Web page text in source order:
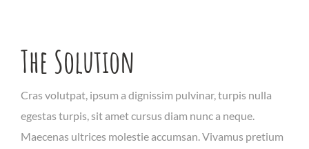
The Solution
Cras volutpat, ipsum a dignissim pulvinar, turpis nulla
egestas turpis, sit amet cursus diam nunc a neque.
Maecenas ultrices molestie accumsan. Vivamus pretium